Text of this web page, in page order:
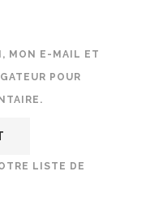
MON E-MAIL ET
POUR
LISTE DE